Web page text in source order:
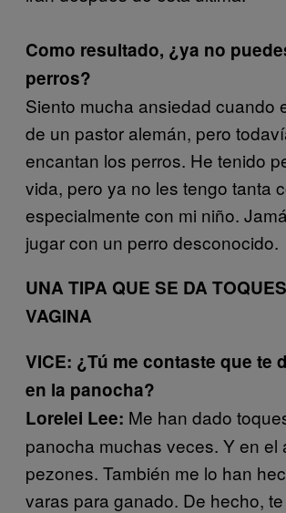
Como resultado, ¿ya no
perros?
Siento mucha ansiedad cuando
de un pastor alemán, pero
encantan los perros. He tenido
vida, pero ya no les tengo tanta
especialmente con mi niño.
jugar con un perro desconocido.
UNA TIPA QUE SE DA
VAGINA
VICE: ¿Tú me contaste que te
en la panocha?
Lorelei Lee: Me han dado
panocha muchas veces. Y en el
pezones. También me lo han
varas para ganado. De hecho,